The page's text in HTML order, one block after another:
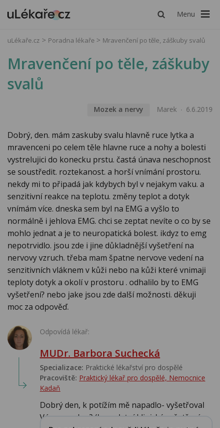
Menu
uLékaře.cz Poradna lékaře Mravenčení po těle, záškuby svalů
Mravenčení po těle, záškuby
svalů
Mozek a nervy Marek 6.6.2019
Dobrý, den. mám zaskuby svalu hlavně ruce lytka a
mravenceni po celem těle hlavne ruce a nohy a bolesti
vystrelujici do konecku prstu. častá únava neschopnost
se soustředit. roztekanost. a horší vnímání prostoru.
nekdy mi to připadá jak kdybych byl v nejakym vaku. a
senzitivní reakce na teplotu. změny teplot a dotyk
vnímám více. dneska sem byl na EMG a vyšlo to
normálně i jehlova EMG. chci se zeptat nevíte o co by se
mohlo jednat a je to neuropatická bolest. ikdyz to emg
nepotrvidlo. jsou zde i jine důkladnější vyšetření na
nervovy vzruch. třeba mam špatne nervove vedení na
senzitivních vláknem v kůži nebo na kůži které vnimaji
teploty dotyk a okolí v prostoru . odhalilo by to EMG
vyšetření? nebo jake jsou zde další možnosti. děkuji
moc za odpověď.
Odpovídá lékař:
MUDr. Barbora Suchecká
Specializace: Praktické lékařství pro dospělé
Pracoviště: Praktický lékař pro dospělé, Nemocnice
Kadaň
Dobrý den, k potížím mě napadlo- vyšetřoval
Vás neurolog? (kompletní klinické vyšetření...